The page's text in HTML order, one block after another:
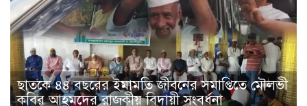
ছাতকে ৪৪ বছরের ইমামতি জীবনের সমাপ্তিতে মৌলভী
কবির আহমদের রাজকীয় বিদায়ী সংবর্ধনা